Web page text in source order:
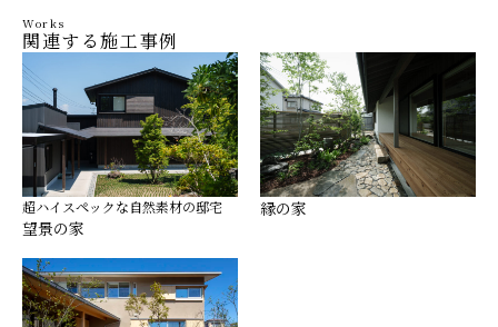
Works
関連する施工事例
超ハイスペックな自然素材の邸宅
望景の家
縁の家